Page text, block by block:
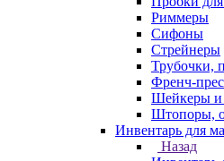
Риммеры
Сифоны
Стрейнеры
Трубочки,
Френч-
Шейкеры и
Штопоры,
Инвентарь для
Назад